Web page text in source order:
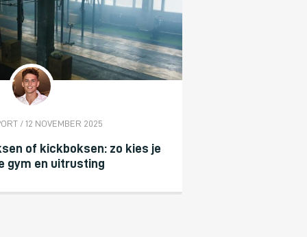
/ 12 NOVEMBER 2025
of kickboksen: zo kies je
gym en uitrusting